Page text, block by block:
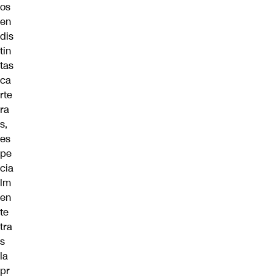
os
en
dis
tin
tas
ca
rte
ra
s,
es
pe
cia
lm
en
te
tra
s
la
pr